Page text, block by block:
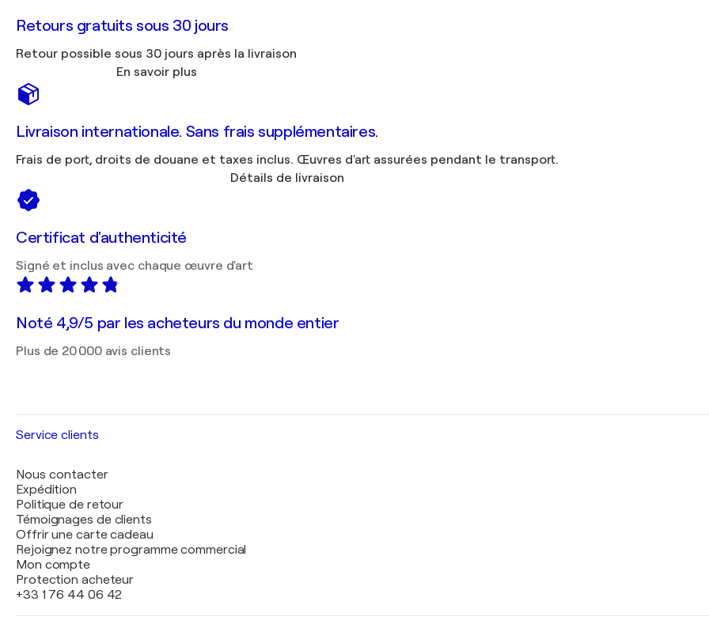
Retours gratuits sous 30 jours
Retour possible sous 30 jours après la livraison
En savoir plus
Livraison internationale. Sans frais supplémentaires.
Frais de port, droits de douane et taxes inclus. Œuvres d'art assurées pendant le transport.
Détails de livraison
Certificat d'authenticité
Signé et inclus avec chaque œuvre d'art
Noté 4,9/5 par les acheteurs du monde entier
Plus de 20 000 avis clients
Service clients
Nous contacter
Expédition
Politique de retour
Témoignages de clients
Offrir une carte cadeau
Rejoignez notre programme commercial
Mon compte
Protection acheteur
+33 1 76 44 06 42